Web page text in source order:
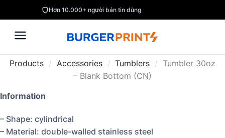
Hơn 10.000+ người bán tin dùng
Products / Accessories / Tumblers / Tumbler 30oz
– Blank Bottom (CN)
Information
– Shape: cylindrical
– Material: double-walled stainless steel